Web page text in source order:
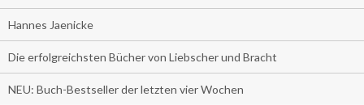
Hannes Jaenicke
Die erfolgreichsten Bücher von Liebscher und Bracht
NEU: Buch-Bestseller der letzten vier Wochen